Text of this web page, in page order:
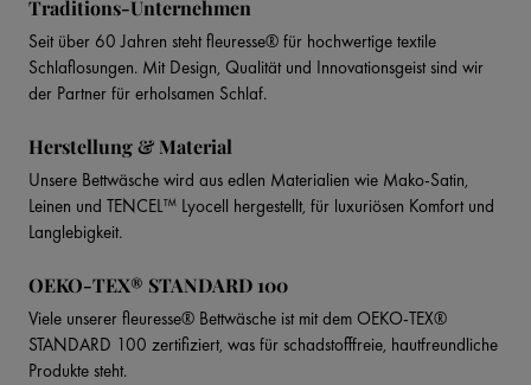
Traditions-Unternehmen
Seit über 60 Jahren steht fleuresse® für hochwertige textile
Schlaflosungen. Mit Design, Qualität und Innovationsgeist sind wir
der Partner für erholsamen Schlaf.
Herstellung & Material
Unsere Bettwäsche wird aus edlen Materialien wie Mako-Satin,
Leinen und TENCEL™ Lyocell hergestellt, für luxuriösen Komfort und
Langlebigkeit.
OEKO-TEX® STANDARD 100
Viele unserer fleuresse® Bettwäsche ist mit dem OEKO-TEX®
STANDARD 100 zertifiziert, was für schadstofffreie, hautfreundliche
Produkte steht.